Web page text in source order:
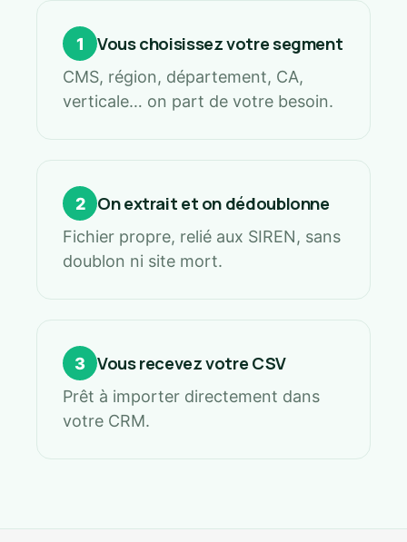
1 Vous choisissez votre segment
CMS, région, département, CA,
verticale… on part de votre besoin.
2 On extrait et on dédoublonne
Fichier propre, relié aux SIREN, sans
doublon ni site mort.
3 Vous recevez votre CSV
Prêt à importer directement dans
votre CRM.